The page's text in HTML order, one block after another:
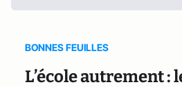
BONNES FEUILLES
L’école autrement :